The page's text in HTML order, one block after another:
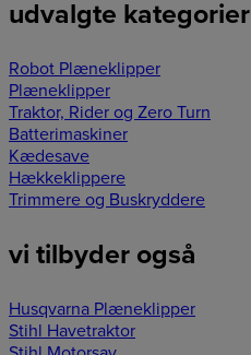
udvalgte kategorier
Robot Plæneklipper
Plæneklipper
Traktor, Rider og Zero Turn
Batterimaskiner
Kædesave
Hækkeklippere
Trimmere og Buskryddere
vi tilbyder også
Husqvarna Plæneklipper
Stihl Havetraktor